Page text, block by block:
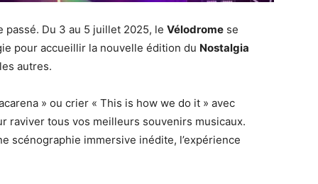
passé. Du 3 au 5 juillet 2025, le Vélodrome se
pour accueillir la nouvelle édition du Nostalgia
autres.
» ou crier « This is how we do it » avec
raviver tous vos meilleurs souvenirs musicaux.
scénographie immersive inédite, l’expérience